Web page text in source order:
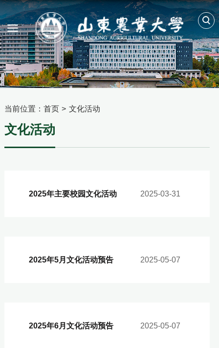
当前位置： 首页 > 文化活动
文化活动
2025年主要校园文化活动 2025-03-31
2025年5月文化活动预告 2025-05-07
2025年6月文化活动预告 2025-05-07